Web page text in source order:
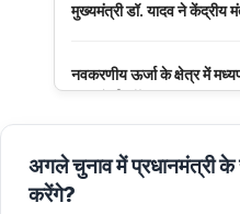
मुख्यमंत्री डॉ. यादव ने केंद्रीय
नवकरणीय ऊर्जा के क्षेत्र में
मुख्यमंत्री डॉ. यादव
मुख्यमंत्री डॉ. यादव की
अगले चुनाव में प्रधानमंत्री
करेंगे?